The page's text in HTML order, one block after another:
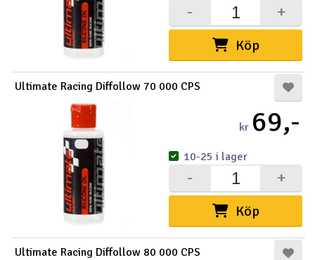
Köp
+
-
Ultimate Racing Diffollow 70 000 CPS
kr 69,-
Köp
+
-
10-25 i lager
Ultimate Racing Diffollow 80 000 CPS